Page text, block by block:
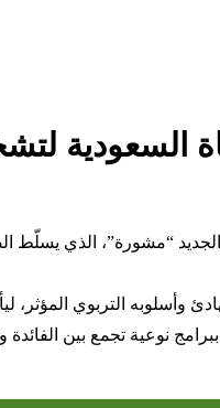
السعودية
الجديد “مشورة”، الذي
وأسلوبه التربوي
نوعية تجمع بين